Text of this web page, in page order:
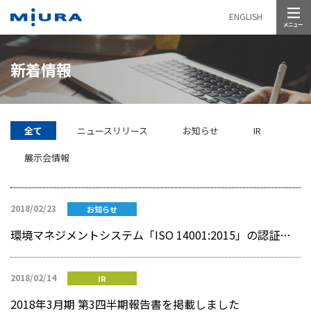
ENGLISH
新着情報
全て ニュースリリース お知らせ IR
展示会情報
2018/02/23 お知らせ
環境マネジメントシステム「ISO 14001:2015」の認証を取得しました
2018/02/14 IR
2018年3月期 第3四半期報告書を掲載しました